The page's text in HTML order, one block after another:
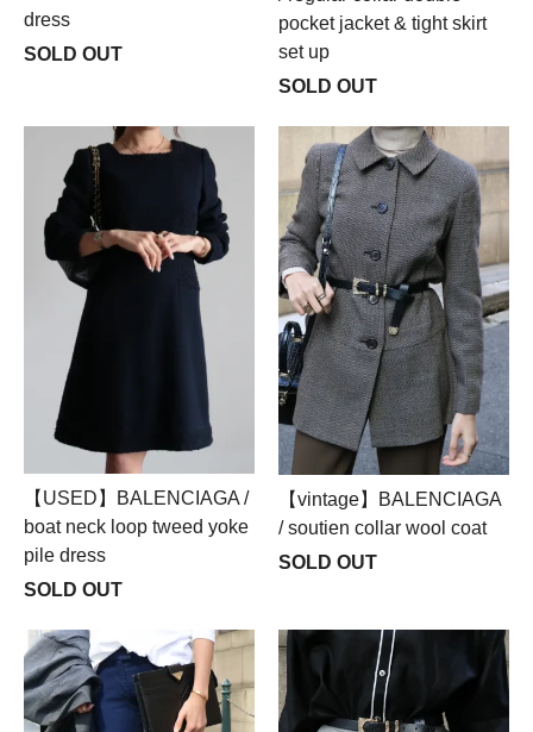
dress
SOLD OUT
pocket jacket & tight skirt
set up
SOLD OUT
【USED】BALENCIAGA /
boat neck loop tweed yoke
pile dress
SOLD OUT
【vintage】BALENCIAGA
/ soutien collar wool coat
SOLD OUT